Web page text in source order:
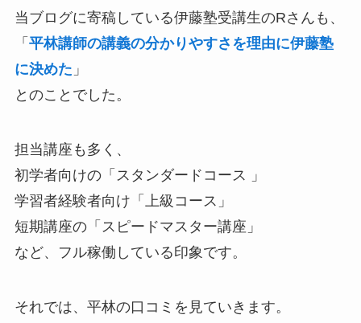
当ブログに寄稿している伊藤塾受講生のRさんも、
「 平林講師の講義の分かりやすさを理由に伊藤塾
に決めた 」
とのことでした。
担当講座も多く、
初学者向けの「スタンダードコース 」
学習者経験者向け「上級コース」
短期講座の「スピードマスター講座」
など、フル稼働している印象です。
それでは、平林の口コミを見ていきます。